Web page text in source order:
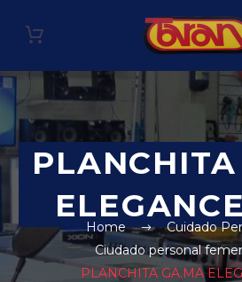
Home
Cuidado
Ciudado personal
PLANCHITA GA.MA